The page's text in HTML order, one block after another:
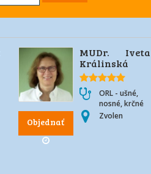
Objednať
MUDr. Iveta
Králinská
ORL - ušné,
nosné, krčné
Zvolen